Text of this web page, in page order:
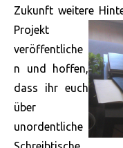
Zukunft weitere
Projekt
veröffentliche
n und hoffen,
dass ihr euch
über
unordentliche